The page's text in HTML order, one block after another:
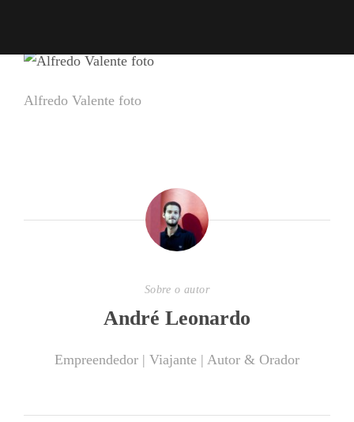
Alfredo Valente foto
Sobre o autor
André Leonardo
Empreendedor | Viajante | Autor & Orador